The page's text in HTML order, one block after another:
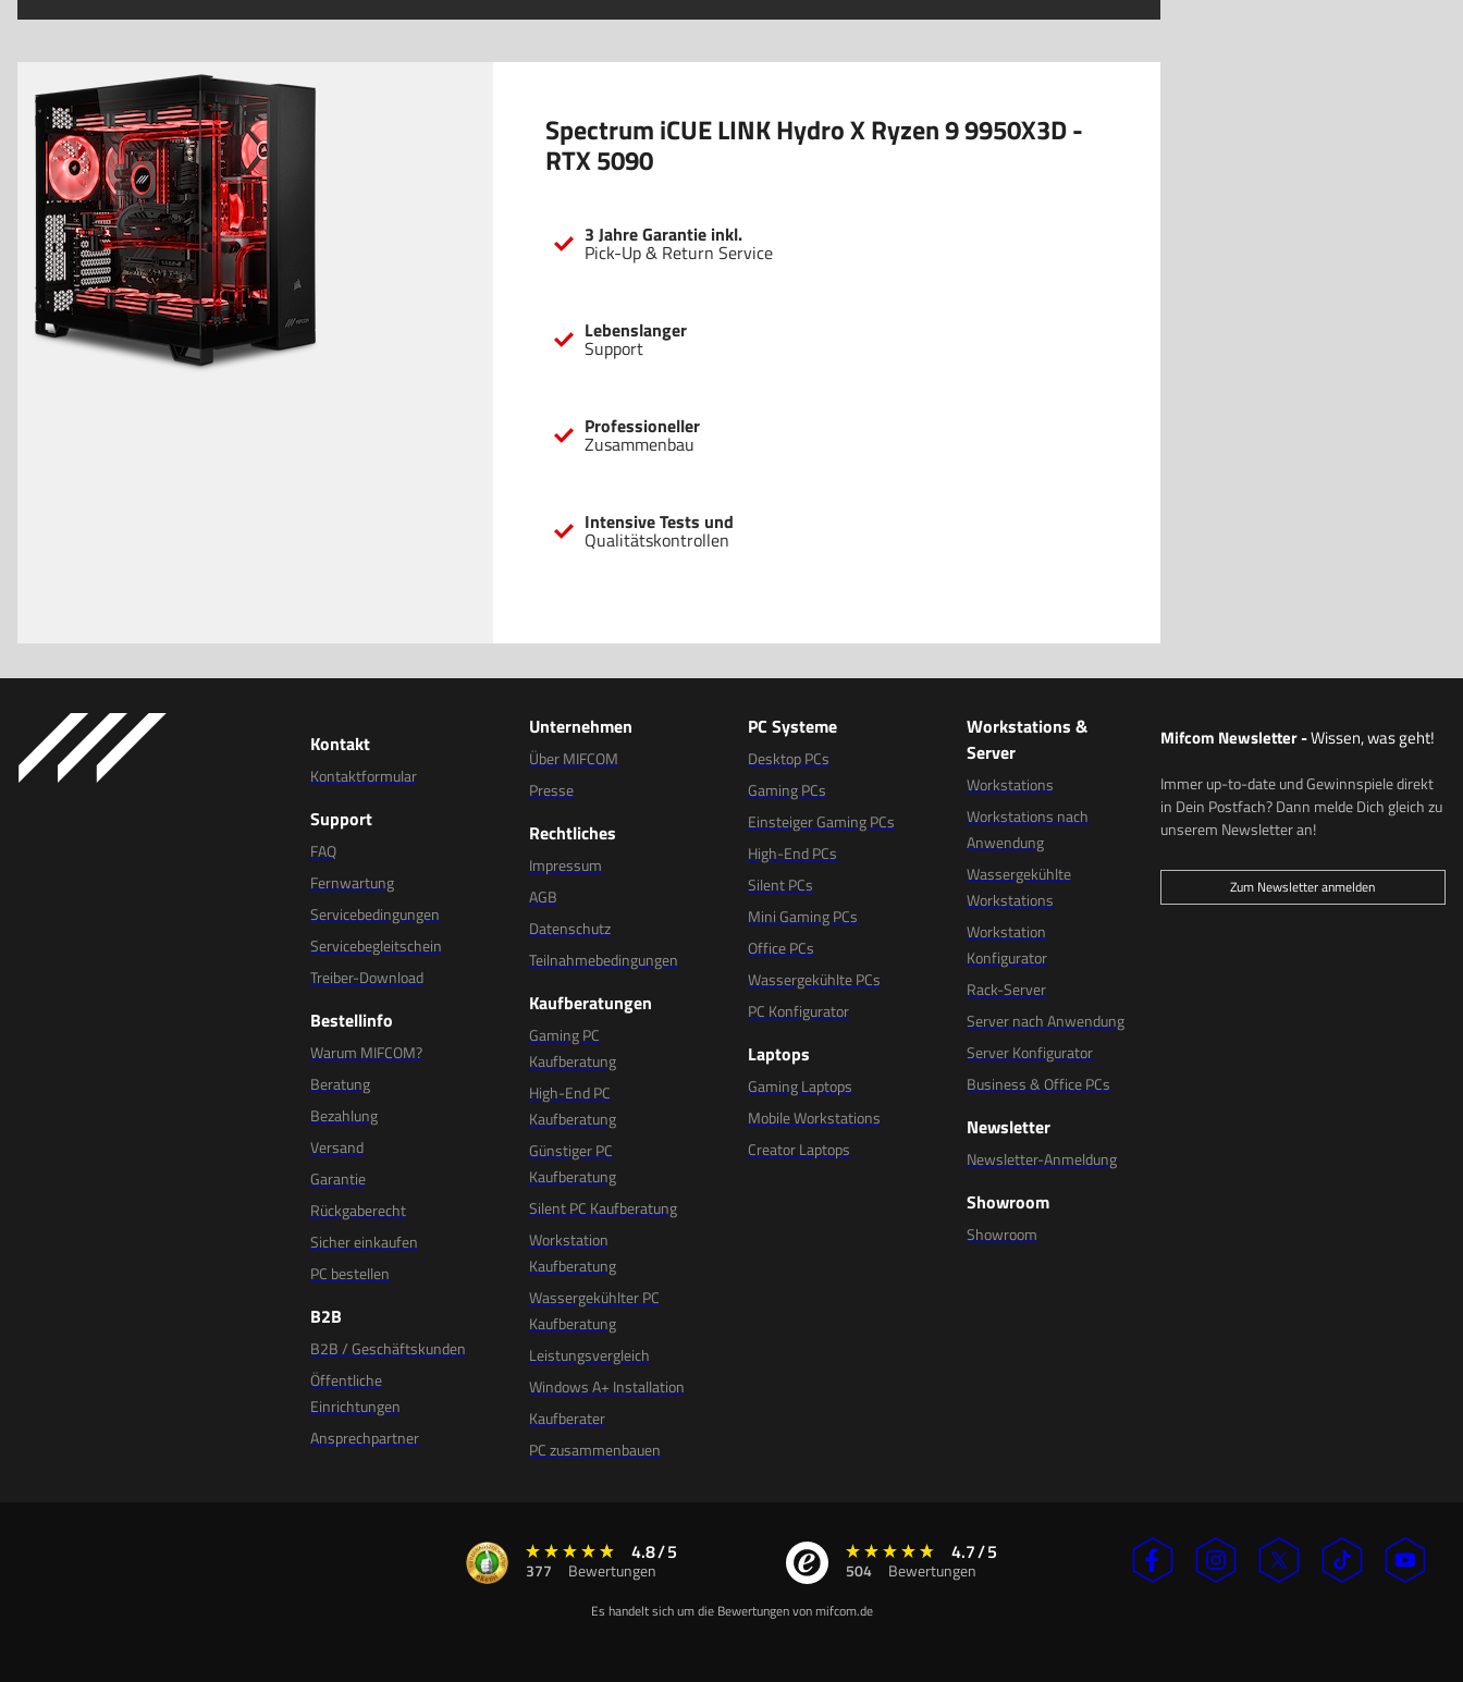
Spectrum iCUE LINK Hydro X Ryzen 9 9950X3D -
RTX 5090
3 Jahre Garantie inkl.
Pick-Up & Return Service
Lebenslanger
Support
Professioneller
Zusammenbau
Intensive Tests und
Qualitätskontrollen
Kontakt
Kontaktformular
Support
FAQ
Fernwartung
Servicebedingungen
Servicebegleitschein
Treiber-Download
Bestellinfo
Warum MIFCOM?
Beratung
Bezahlung
Versand
Garantie
Rückgaberecht
Sicher einkaufen
PC bestellen
B2B
B2B / Geschäftskunden
Öffentliche
Einrichtungen
Ansprechpartner
Unternehmen
Über MIFCOM
Presse
Rechtliches
Impressum
AGB
Datenschutz
Teilnahmebedingungen
Kaufberatungen
Gaming PC
Kaufberatung
High-End PC
Kaufberatung
Günstiger PC
Kaufberatung
Silent PC Kaufberatung
Workstation
Kaufberatung
Wassergekühlter PC
Kaufberatung
Leistungsvergleich
Windows A+ Installation
Kaufberater
PC zusammenbauen
PC Systeme
Desktop PCs
Gaming PCs
Einsteiger Gaming PCs
High-End PCs
Silent PCs
Mini Gaming PCs
Office PCs
Wassergekühlte PCs
PC Konfigurator
Laptops
Gaming Laptops
Mobile Workstations
Creator Laptops
Workstations &
Server
Workstations
Workstations nach
Anwendung
Wassergekühlte
Workstations
Workstation
Konfigurator
Rack-Server
Server nach Anwendung
Server Konfigurator
Business & Office PCs
Newsletter
Newsletter-Anmeldung
Showroom
Showroom
Mifcom Newsletter-Wissen, was geht!
Immer up-to-date und Gewinnspiele direkt
in Dein Postfach? Dann melde Dich gleich zu
unserem Newsletter an!
Zum Newsletter anmelden
4.8/5
377 Bewertungen
4.7/5
504 Bewertungen
Es handelt sich um die Bewertungen von mifcom.de